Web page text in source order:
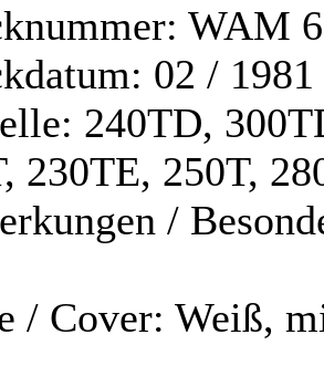
WAM
02 / 1981
240TD,
230TE, 250T,
/
/ Cover: Weiß,